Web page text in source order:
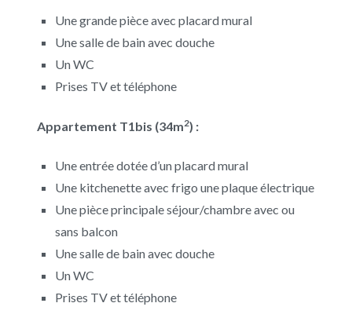
Une grande pièce avec placard mural
Une salle de bain avec douche
Un WC
Prises TV et téléphone
Appartement T1bis (34m2) :
Une entrée dotée d’un placard mural
Une kitchenette avec frigo une plaque électrique
Une pièce principale séjour/chambre avec ou
sans balcon
Une salle de bain avec douche
Un WC
Prises TV et téléphone